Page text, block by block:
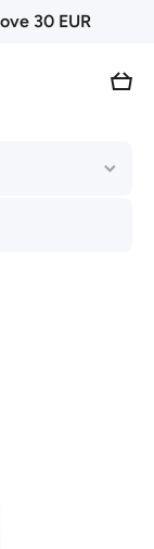
30 EUR
Cart